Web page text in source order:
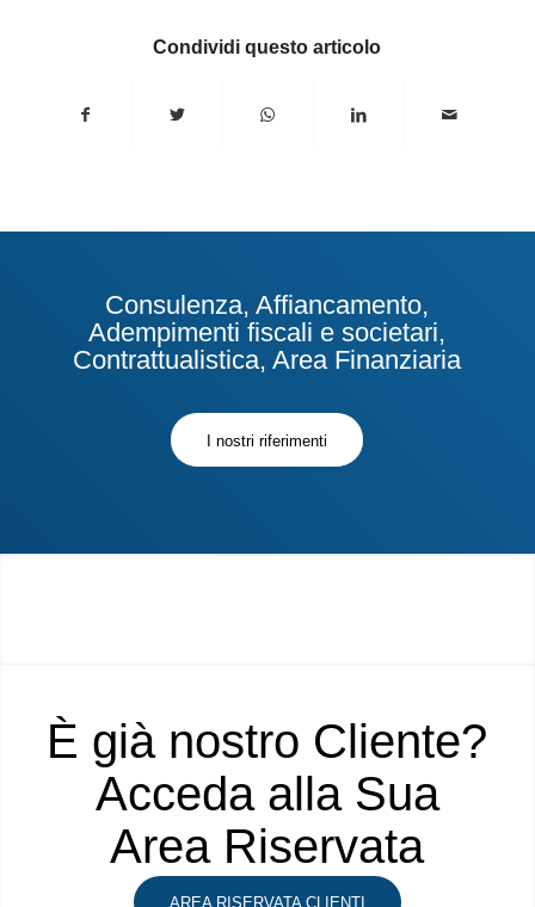
Condividi questo articolo
Consulenza, Affiancamento,
Adempimenti fiscali e societari,
Contrattualistica, Area Finanziaria
I nostri riferimenti
È già nostro Cliente?
Acceda alla Sua
Area Riservata
AREA RISERVATA CLIENTI